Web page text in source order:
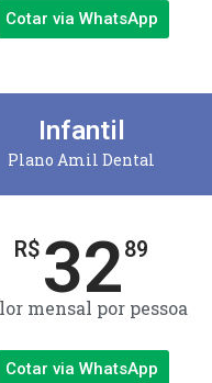
Cotar via WhatsApp
Infantil
Plano Amil Dental
R$ 3289
mensal por pessoa
Cotar via WhatsApp